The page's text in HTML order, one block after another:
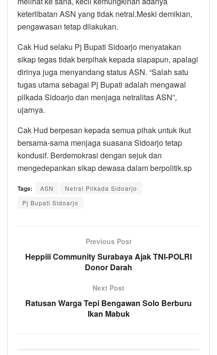
keterlibatan ASN yang tidak netral.Meski demikian,
pengawasan tetap dilakukan.
Cak Hud selaku Pj Bupati Sidoarjo menyatakan
sikap tegas tidak berpihak kepada siapapun, apalagi
dirinya juga menyandang status ASN. “Salah satu
tugas utama sebagai Pj Bupati adalah mengawal
pilkada Sidoarjo dan menjaga netralitas ASN”,
ujarnya.
Cak Hud berpesan kepada semua pihak untuk ikut
bersama-sama menjaga suasana Sidoarjo tetap
kondusif. Berdemokrasi dengan sejuk dan
mengedepankan sikap dewasa dalam berpolitik.sp
Tags: ASN
Netral Pilkada Sidoarjo
Pj Bupati Sidoarjo
Previous Post
Heppiii Community Surabaya Ajak TNI-POLRI
Donor Darah
Next Post
Ratusan Warga Tepi Bengawan Solo Berburu
Ikan Mabuk